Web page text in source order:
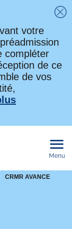
votre
compléter
de ce
de vos
Menu
CRMR AVANCE